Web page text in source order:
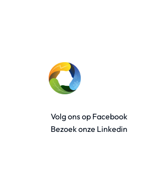
Volg ons op Facebook
Bezoek onze Linkedin